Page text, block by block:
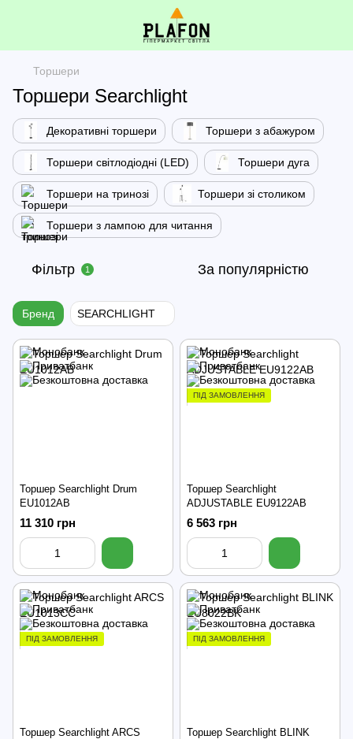
Торшери
Торшери Searchlight
Декоративні торшери Торшери з абажуром
Торшери світлодіодні (LED) Торшери дуга
Торшери на тринозі Торшери зі столиком
Торшери з лампою для читання
Фільтр 1 За популярністю
Бренд SEARCHLIGHT
Торшер Searchlight Drum
EU1012AB
11 310 грн
ПІД ЗАМОВЛЕННЯ
Торшер Searchlight
ADJUSTABLE EU9122AB
6 563 грн
ПІД ЗАМОВЛЕННЯ
Торшер Searchlight ARCS
ПІД ЗАМОВЛЕННЯ
Торшер Searchlight BLINK